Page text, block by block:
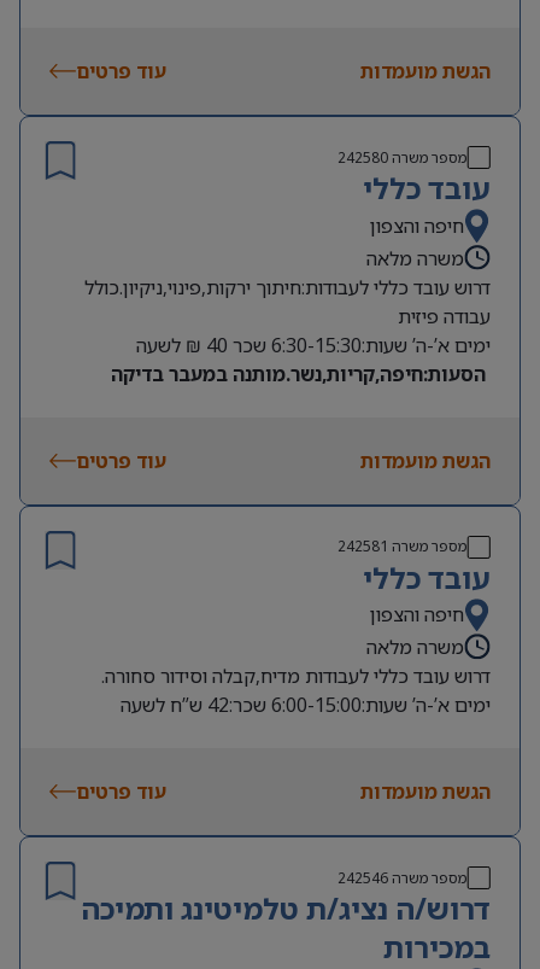
יכולת עבודה עצמאית, סדר וארגון ותודעת שירות גבוהה
הגשת מועמדות עוד פרטים
מספר משרה242580
עובד כללי
חיפה והצפון
משרה מלאה
דרוש עובד כללי לעבודות:חיתוך ירקות,פינוי,ניקיון.כולל
עבודה פיזית
ימים א’-ה’ שעות:6:30-15:30 שכר 40 ₪ לשעה
הסעות:חיפה,קריות,נשר.מותנה במעבר בדיקה
הגשת מועמדות עוד פרטים
מספר משרה 242581
עובד כללי
חיפה והצפון
משרה מלאה
דרוש עובד כללי לעבודות מדיח,קבלה וסידור סחורה.
ימים א’-ה’ שעות:6:00-15:00 שכר:42 ש”ח לשעה
הגשת מועמדות עוד פרטים
מספר משרה242546
דרוש/ה נציג/ת טלמיטינג ותמיכה
במכירות